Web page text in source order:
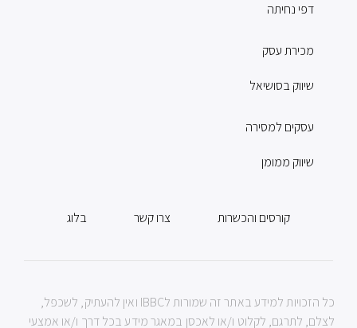
דפי נחיתה
מכירת עסק
שיווק בסושיאל
עסקים למסירה
שיווק ממומן
בלוג צרו קשר קורסים והכשרות
כל הזכויות למידע באתר זה שמורות לIBBC ואין להעתיק, לשכפל,
לצלם, לתרגם, לקלוט ו/או לאכסן במאגר מידע בכל דרך ו/או אמצעי